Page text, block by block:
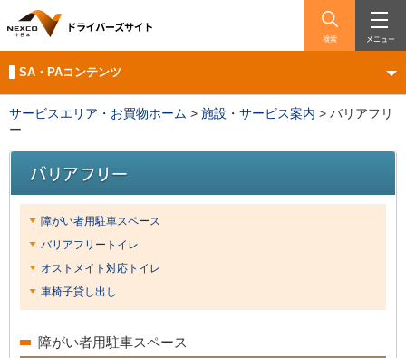
検索 メニュー
SA・PAコンテンツ
サービスエリア・お買物ホーム > 施設・サービス案内 > バリアフリ
ー
障がい者用駐車スペース
バリアフリートイレ
オストメイト対応トイレ
車椅子貸し出し
障がい者用駐車スペース